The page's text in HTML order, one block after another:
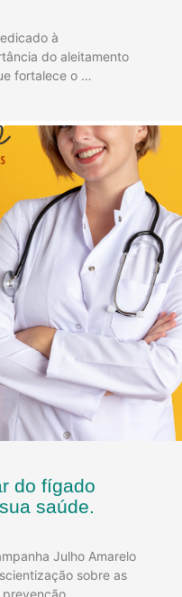
à
do aleitamento
fortalece o …
do fígado
saúde.
Julho Amarelo
sobre as